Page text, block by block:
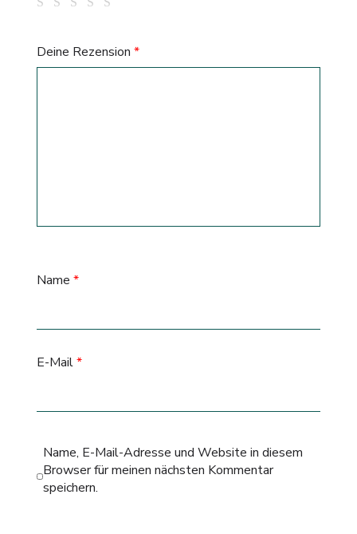
Deine Rezension *
Name *
E-Mail*
Name, E-Mail-Adresse und Website in diesem
Browser für meinen nächsten Kommentar
speichern.